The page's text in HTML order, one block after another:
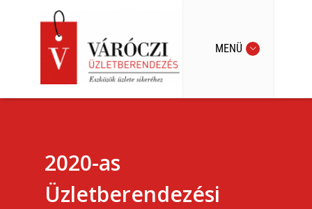
MENÜ
2020-as
Üzletberendezési